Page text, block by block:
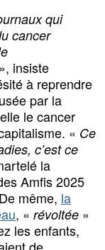
qui
cancer
», insiste
à reprendre
par la
le cancer
« Ce
c’est ce
la
Amfis 2025
même, la
, « révoltée »
les enfants,